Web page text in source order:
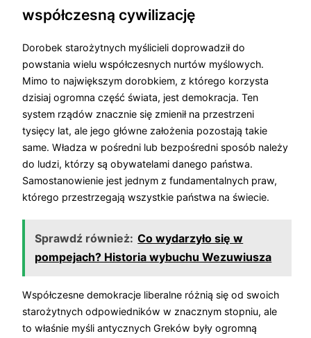
współczesną cywilizację
Dorobek starożytnych myślicieli doprowadził do
powstania wielu współczesnych nurtów myślowych.
Mimo to największym dorobkiem, z którego korzysta
dzisiaj ogromna część świata, jest demokracja. Ten
system rządów znacznie się zmienił na przestrzeni
tysięcy lat, ale jego główne założenia pozostają takie
same. Władza w pośredni lub bezpośredni sposób należy
do ludzi, którzy są obywatelami danego państwa.
Samostanowienie jest jednym z fundamentalnych praw,
którego przestrzegają wszystkie państwa na świecie.
Sprawdź również: Co wydarzyło się w
pompejach? Historia wybuchu Wezuwiusza
Współczesne demokracje liberalne różnią się od swoich
starożytnych odpowiedników w znacznym stopniu, ale
to właśnie myśli antycznych Greków były ogromną